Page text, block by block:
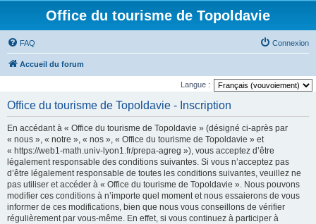
Office du tourisme de Topoldavie
FAQ Connexion
Accueil du forum
Langue :
Office du tourisme de Topoldavie - Inscription
En accédant à « Office du tourisme de Topoldavie » (désigné ci-après par
« nous », « notre », « nos », « Office du tourisme de Topoldavie » et
« https://web1-math.univ-lyon1.fr/prepa-agreg »), vous acceptez d’être
légalement responsable des conditions suivantes. Si vous n’acceptez pas
d’être légalement responsable de toutes les conditions suivantes, veuillez ne
pas utiliser et accéder à « Office du tourisme de Topoldavie ». Nous pouvons
modifier ces conditions à n’importe quel moment et nous essaierons de vous
informer de ces modifications, bien que nous vous conseillons de vérifier
régulièrement par vous-même. En effet, si vous continuez à participer à